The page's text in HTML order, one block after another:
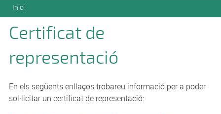
Esteu aquí
Inici
Certificat de
representació
En els següents enllaços trobareu informació per a poder
sol·licitar un certificat de representació: